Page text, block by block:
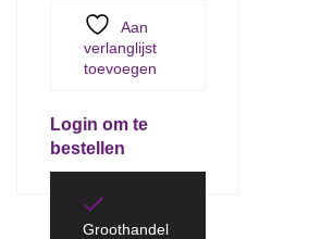
Aan
verlanglijst
toevoegen
Login om te
bestellen
Groothandel